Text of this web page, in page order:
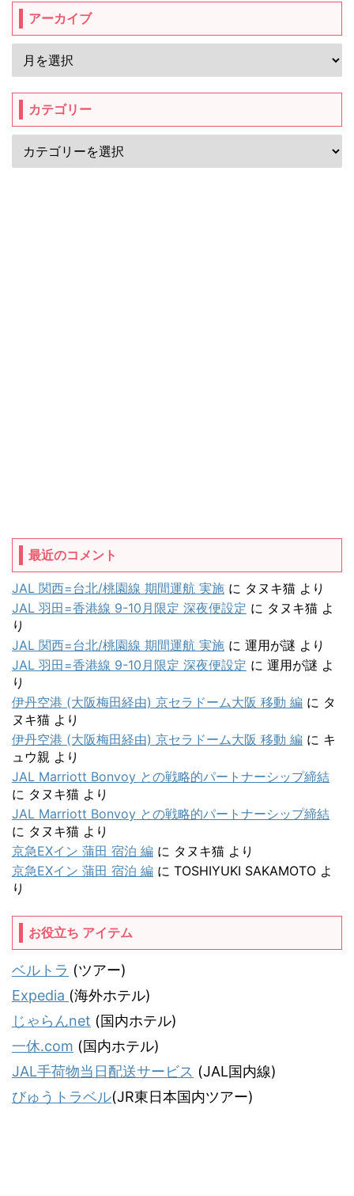
アーカイブ
カテゴリー
最近のコメント
JAL 関西=台北/桃園線 期間運航 実施 に タヌキ猫 より
JAL 羽田=香港線 9-10月限定 深夜便設定 に タヌキ猫 よ
り
JAL 関西=台北/桃園線 期間運航 実施 に 運用が謎 より
JAL 羽田=香港線 9-10月限定 深夜便設定 に 運用が謎 よ
り
伊丹空港 (大阪梅田経由) 京セラドーム大阪 移動 編 に タ
ヌキ猫 より
伊丹空港 (大阪梅田経由) 京セラドーム大阪 移動 編 に キ
ュウ親 より
JAL Marriott Bonvoy との戦略的パートナーシップ締結
に タヌキ猫 より
JAL Marriott Bonvoy との戦略的パートナーシップ締結
に タヌキ猫 より
京急EXイン 蒲田 宿泊 編 に タヌキ猫 より
京急EXイン 蒲田 宿泊 編 に TOSHIYUKI SAKAMOTO よ
り
お役立ち アイテム
ベルトラ (ツアー)
Expedia (海外ホテル)
じゃらんnet (国内ホテル)
一休.com (国内ホテル)
JAL手荷物当日配送サービス (JAL国内線)
びゅうトラベル(JR東日本国内ツアー)